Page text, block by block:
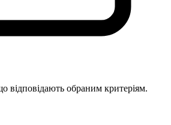
відповідають обраним критеріям.